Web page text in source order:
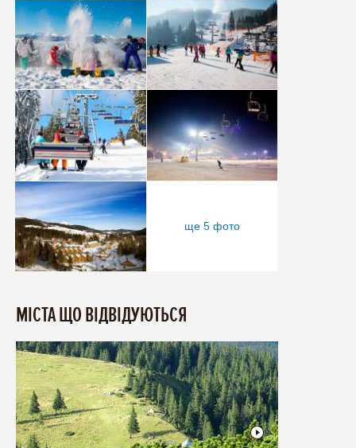
ще 5 фото
МІСТА ЩО ВІДВІДУЮТЬСЯ